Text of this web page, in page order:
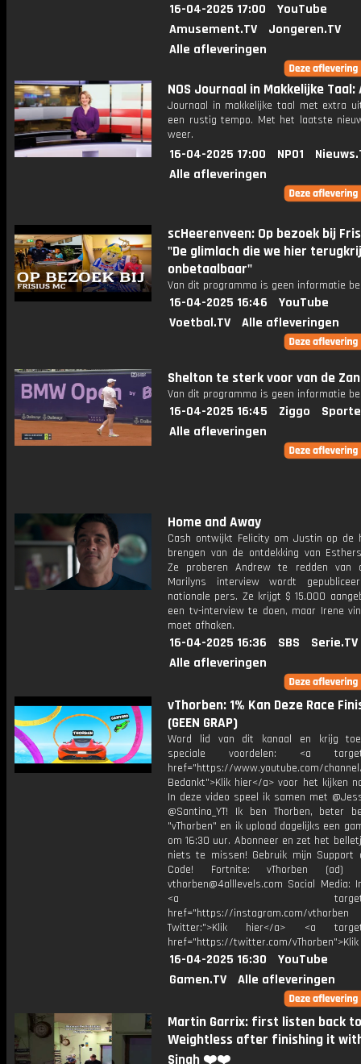
16-04-2025 17:00
YouTube
Amusement.TV
Jongeren.TV
Alle afleveringen
NOS Journaal in Makkelijke
Journaal in makkelijke taal met extra
een rustig tempo. Met het laatste
weer.
16-04-2025 17:00 NPO1
Alle afleveringen
scHeerenveen: Op bezoek bij
"De glimlach die we hier
onbetaalbaar"
Van dit programma is geen informatie
16-04-2025 16:46
YouTube
Voetbal.TV
Alle afleveringen
Shelton te sterk voor van de
Van dit programma is geen informatie
16-04-2025 16:45 Ziggo
Alle afleveringen
Home and Away
Cash ontwijkt Felicity om Justin op de
brengen van de ontdekking van
Ze proberen Andrew te redden van
Marilyns interview wordt
nationale pers. Ze krijgt $ 15.000
een ​​tv-interview te doen, maar Irene
moet afhaken.
16-04-2025 16:36 SBS
Serie.TV
Alle afleveringen
vThorben: 1% Kan Deze Race
(GEEN GRAP)
Word lid van dit kanaal en krijg
speciale voordelen: <a
href="https://www.youtube.com/channel/
Bedankt">Klik hier</a> voor het kijken
In deze video speel ik samen met
@Santino_YT! Ik ben Thorben, beter
"vThorben" en ik upload dagelijks een
om 16:30 uur. Abonneer en zet het
niets te missen! Gebruik mijn Support
Code! Fortnite: vThorben (ad)
vthorben@4alllevels.com Social Media:
<a
href="https://instagram.com/vthorben
Twitter:">Klik hier</a> <a
href="https://twitter.com/
16-04-2025 16:30
YouTube
Gamen.TV
Alle afleveringen
Martin Garrix: first listen back to
Weightless after finishing it
Singh ❤️❤️